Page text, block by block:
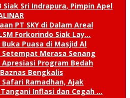
Siak Sri Indrapura, Pimpin Apel
PT SKY di Dalam Areal
Forkorindo Siak Lay…
Puasa di Masjid Al
Merasa Senang
Program Bedah
Bengkalis
Ramadhan, Ajak
Inflasi dan Cegah …